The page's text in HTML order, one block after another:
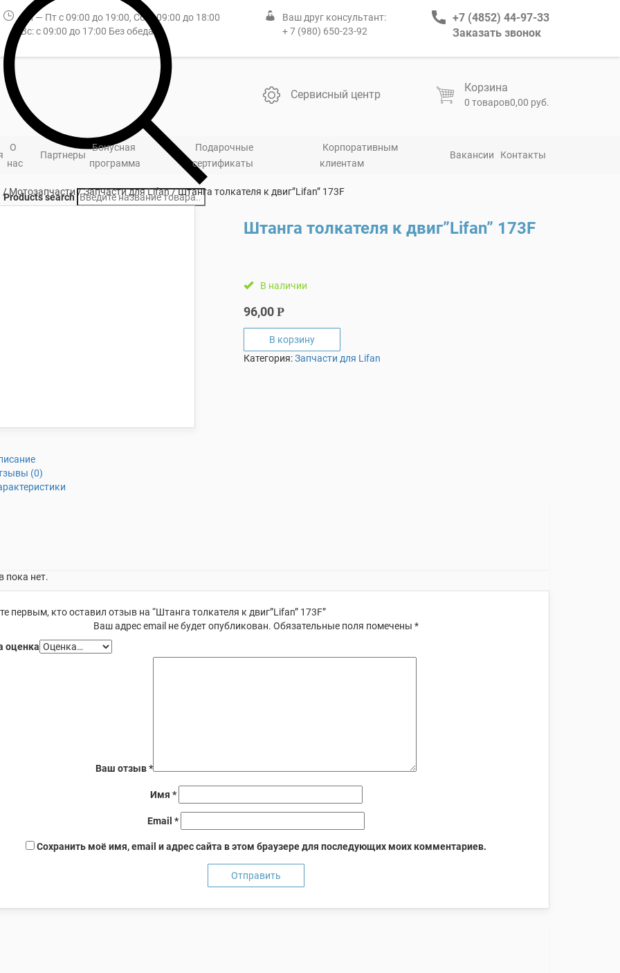
Пн — Пт с 09:00 до 19:00, Сб: с 09:00 до 18:00
Вс: с 09:00 до 17:00 Без обеда
Ваш друг консультант:
+ 7 (980) 650-23-92
+7 (4852) 44-97-33
Заказать звонок
Products search
Сервисный центр
Корзина
0 товаров0,00 руб.
О
нас
Партнеры
Бонусная
программа
Подарочные
сертификаты
Корпоративным
клиентам
Вакансии Контакты
/Мотозапчасти/Запчасти для Lifan/ Штанга толкателя к двиг”Lifan” 173F
Штанга толкателя к двиг”Lifan” 173F
В наличии
96,00Р
В корзину
Категория:Запчасти для Lifan
(0)
пока нет.
первым, кто оставил отзыв на “Штанга толкателя к двиг”Lifan” 173F”
Ваш адрес email не будет опубликован. Обязательные поля помечены*
оценка
Ваш отзыв*
Имя *
Email*
Сохранить моё имя, email и адрес сайта в этом браузере для последующих моих комментариев.